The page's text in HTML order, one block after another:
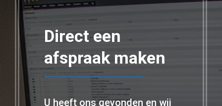
Direct een
afspraak maken
U heeft ons gevonden en wij